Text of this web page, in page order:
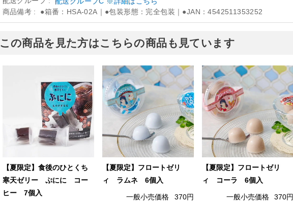
商品備考 ●箱番：HSA-02A｜●包装形態：完全包装｜●JAN：4542511353252
この商品を見た方はこちらの商品も見ています
【夏限定】食後のひとくち
寒天ゼリー ぷにに コー
ヒー 7個入
【夏限定】フロートゼリ
ィ ラムネ 6個入
一般小売価格 370円
【夏限定】フロートゼリ
ィ コーラ 6個入
一般小売価格 370円